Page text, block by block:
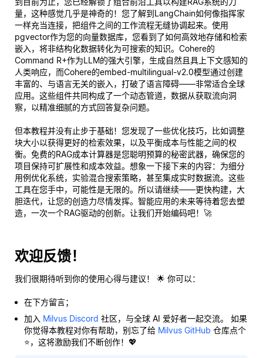
量，这种感觉几乎是神奇的！您了解到LangChain如何像指挥家
一样充当连接，把组件之间的工作流程无缝协调起来。使用
pgvector作为您的向量数据库，您看到了如何高效地存储和检索
嵌入，将非结构化数据转化为可搜索的知识。Cohere的
Command R+作为LLM的强大引擎，生成自然且具上下文感知的
人类响应，而Cohere的embed-multilingual-v2.0模型通过创建
丰富的、与语言无关的嵌入，打破了语言障碍——非常适合全球
应用。这些组件共同构成了一个动态管道，数据从获取流向洞
察，以精准细腻的方式回答复杂问题。
但本教程并没有止步于基础！您发现了一些优化技巧，比如调整
块大小以获得更好的检索效果，以及平衡成本与性能之间的权
衡。免费的RAG成本计算器是您聪明预算的秘密武器，确保您的
项目保持可扩展性和成本效益。想象一下接下来的内容：为细分
用例优化系统，实验混合搜索策略，甚至集成实时数据流。这些
工具在您手中，可能性是无限的。所以请继续——更快构建，大
胆迭代，让您的创造力尽情发挥。智能应用的未来等待着您去塑
造，一次一个RAG驱动的创新。让我们开始编码吧！🚀
欢迎反馈！
我们很期待听到你的使用心得与建议！ 🌟 你可以：
在下方留言；
加入 Milvus Discord 社区，与全球 AI 爱好者一起交流。 如果
你觉得本教程对你有帮助，别忘了给 Milvus GitHub 仓库点个
⭐，这将激励我们不断创作！💖